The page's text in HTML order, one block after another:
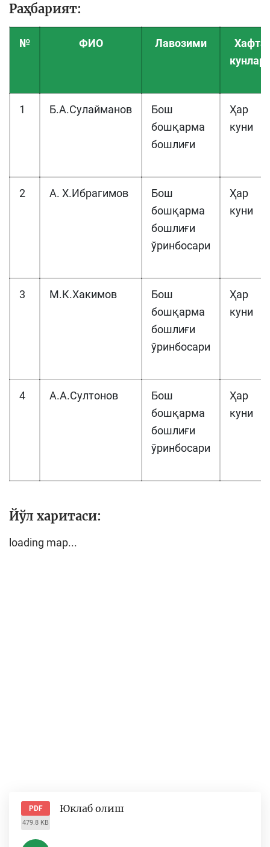
Раҳбарият:
№ ФИО Лавозими
Хафта
1 Б.А.Сулайманов
Бош
бошқарма
бошлиғи
Ҳар
куни
2 А. Х.Ибрагимов
Бош
бошқарма
бошлиғи
ўринбосари
Ҳар
куни
3 М.К.Хакимов
Бош
бошқарма
бошлиғи
ўринбосари
Ҳар
куни
4 А.А.Cултонов
Бош
бошқарма
бошлиғи
ўринбосари
Ҳар
куни
Йўл харитаси:
loading map...
PDF
479.8 KB
Юклаб олиш